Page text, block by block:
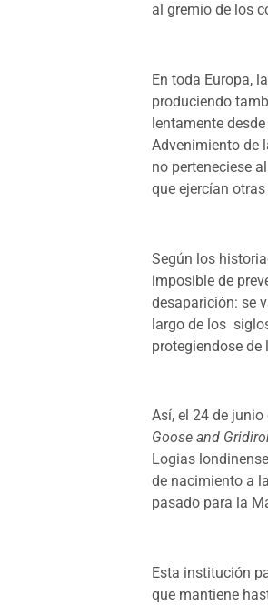
al gremio de los
En toda Europa,
produciendo
lentamente
Advenimiento de
no perteneciese
que ejercían
Según los
imposible de
desaparición: se
largo de los
protegiendose
Así, el 24 de
Goose and
Logias
de nacimiento a
pasado para la
Esta institución
que mantiene